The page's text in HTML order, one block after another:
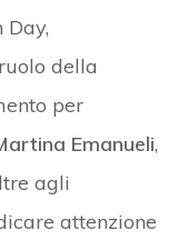
Day,
della
per
Emanueli,
agli
attenzione